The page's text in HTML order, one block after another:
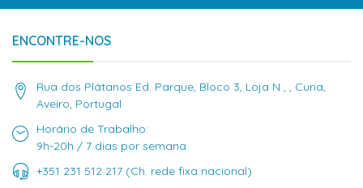
ENCONTRE-NOS
Rua dos Plátanos Ed. Parque, Bloco 3, Loja N , , Curia,
Aveiro, Portugal
Horário de Trabalho:
9h-20h / 7 dias por semana
+351 231 512 217 (Ch. rede fixa nacional)